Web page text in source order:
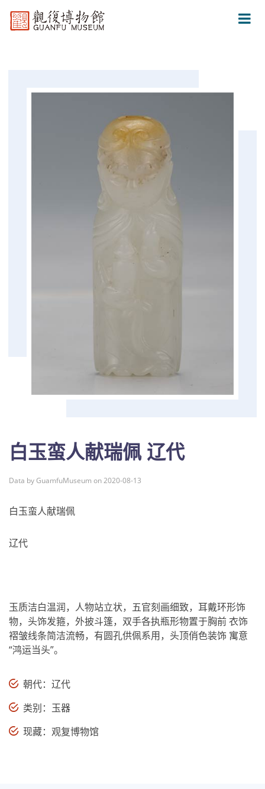
白玉蛮人献瑞佩 辽代
Data by GuamfuMuseum on 2020-08-13
白玉蛮人献瑞佩
辽代
玉质洁白温润，人物站立状，五官刻画细致，耳戴环形饰
物，头饰发箍，外披斗篷，双手各执瓶形物置于胸前 衣饰
褶皱线条简洁流畅，有圆孔供佩系用，头顶俏色装饰 寓意
“鸿运当头”。
朝代：辽代
类别：玉器
现藏：观复博物馆